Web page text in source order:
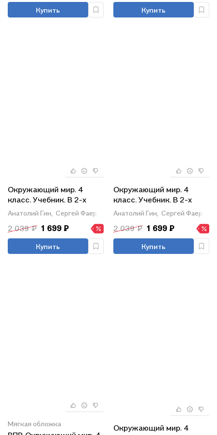
Купить Купить
Окружающий мир. 4
класс. Учебник. В 2-х
частях. Часть 2
Анатолий Гин, Сергей Фаер, Ирина Андржеевская
2 039 ₽ 1 699 ₽
Купить
Окружающий мир. 4
класс. Учебник. В 2-х
частях. Часть 1
Анатолий Гин, Сергей Фаер,
2 039 ₽ 1 699 ₽
Купить
Мягкая обложка
Окружающий мир. 4